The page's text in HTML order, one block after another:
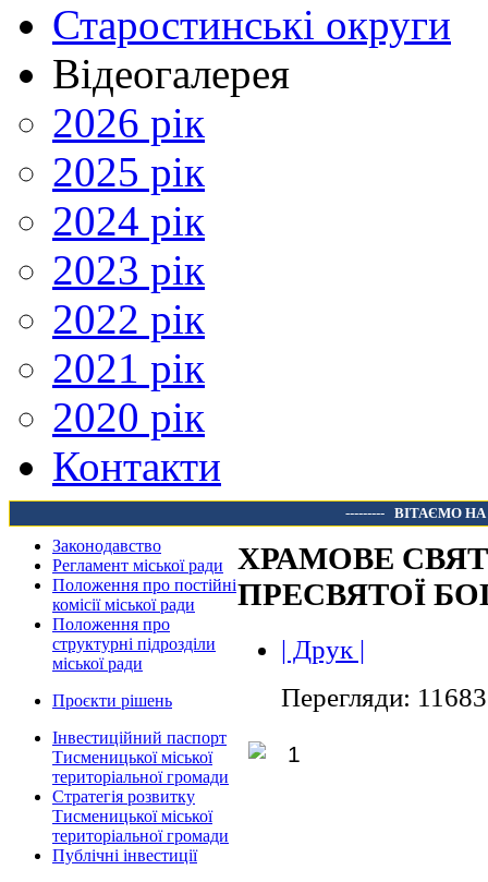
Старостинські округи
Відеогалерея
2026 рік
2025 рік
2024 рік
2023 рік
2022 рік
2021 рік
2020 рік
Контакти
--------- ВІТАЄМО
Законодавство
Регламент міської ради
Положення про постійні
комісії міської ради
Положення про
структурні підрозділи
міської ради
Проєкти рішень
Інвестиційний паспорт
Тисменицької міської
територіальної громади
Стратегія розвитку
Тисменицької міської
територіальної громади
Публічні інвестиції
ХРАМОВЕ
ПРЕСВЯТОЇ
| Друк |
Перегляди: 11683